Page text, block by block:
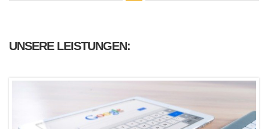
UNSERE LEISTUNGEN: